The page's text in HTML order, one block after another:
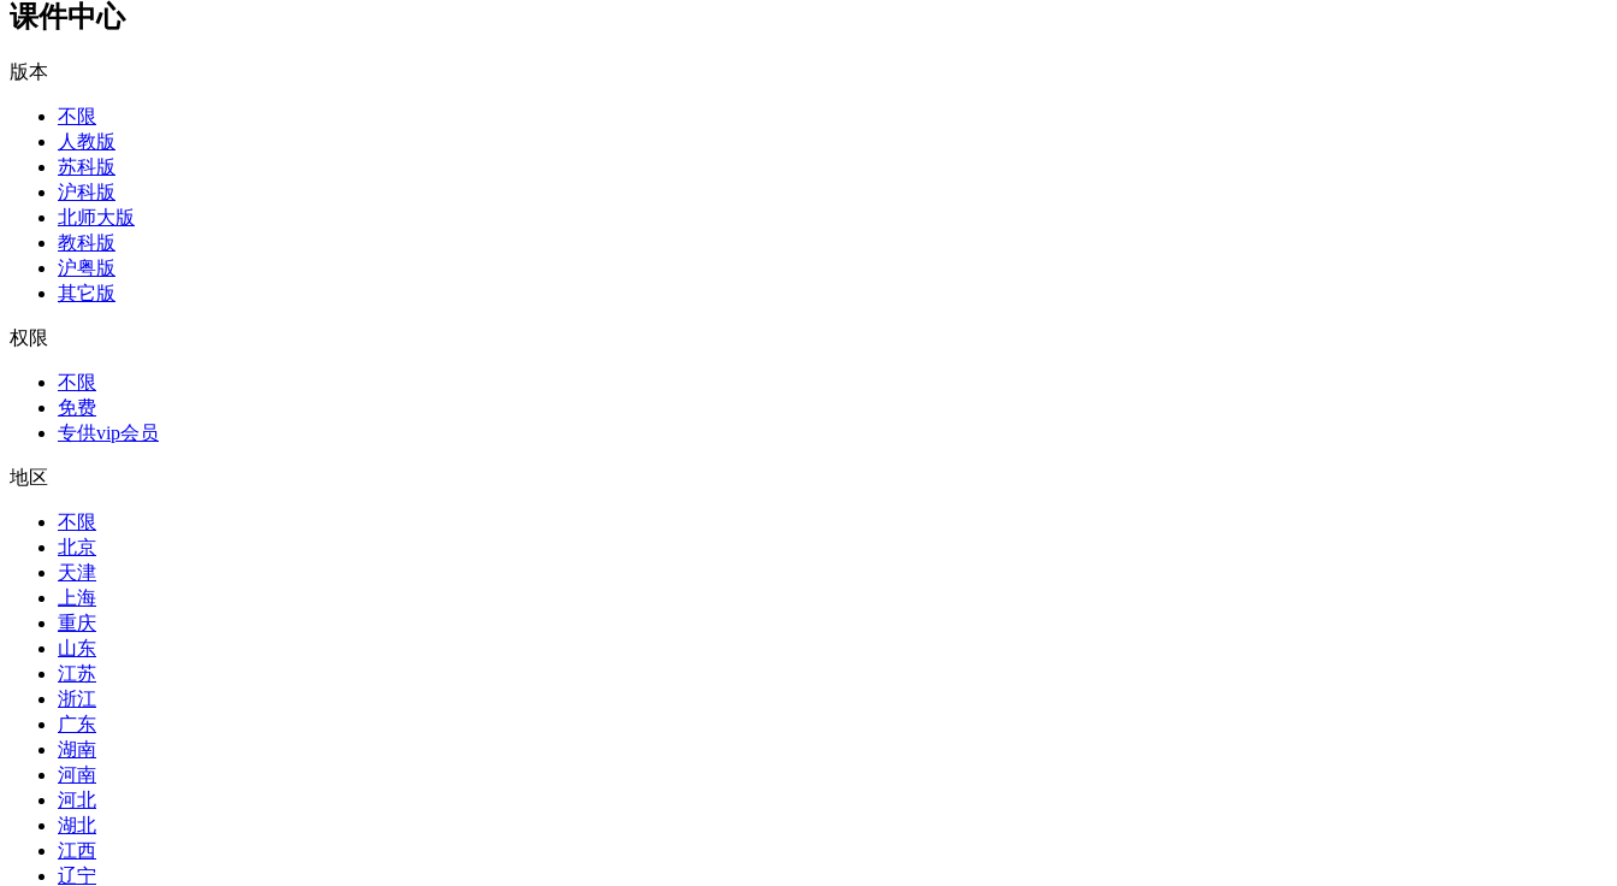
课件中心
版本
不限
人教版
苏科版
沪科版
北师大版
教科版
沪粤版
其它版
权限
不限
免费
专供vip会员
地区
不限
北京
天津
上海
重庆
山东
江苏
浙江
广东
湖南
河南
河北
湖北
江西
辽宁